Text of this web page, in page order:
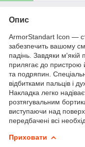
Опис
ArmorStandart Icon —
забезпечить вашому
падінь. Завдяки м'якій
прилягає до пристрою
та подряпин.
відбитками пальців і
Накладка легко
розтягувальним
виступаючи над
передбачені всі
Приховати